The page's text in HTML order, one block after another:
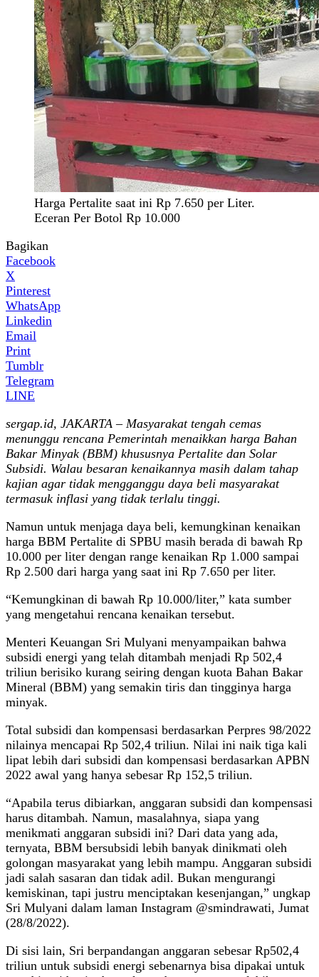
Harga Pertalite saat ini Rp 7.650 per Liter.
Eceran Per Botol Rp 10.000
Bagikan
Facebook
X
Pinterest
WhatsApp
Linkedin
Email
Print
Tumblr
Telegram
LINE
sergap.id, JAKARTA – Masyarakat tengah cemas
menunggu rencana Pemerintah menaikkan harga Bahan
Bakar Minyak (BBM) khususnya Pertalite dan Solar
Subsidi. Walau besaran kenaikannya masih dalam tahap
kajian agar tidak mengganggu daya beli masyarakat
termasuk inflasi yang tidak terlalu tinggi.
Namun untuk menjaga daya beli, kemungkinan kenaikan
harga BBM Pertalite di SPBU masih berada di bawah Rp
10.000 per liter dengan range kenaikan Rp 1.000 sampai
Rp 2.500 dari harga yang saat ini Rp 7.650 per liter.
“Kemungkinan di bawah Rp 10.000/liter,” kata sumber
yang mengetahui rencana kenaikan tersebut.
Menteri Keuangan Sri Mulyani menyampaikan bahwa
subsidi energi yang telah ditambah menjadi Rp 502,4
triliun berisiko kurang seiring dengan kuota Bahan Bakar
Mineral (BBM) yang semakin tiris dan tingginya harga
minyak.
Total subsidi dan kompensasi berdasarkan Perpres 98/2022
nilainya mencapai Rp 502,4 triliun. Nilai ini naik tiga kali
lipat lebih dari subsidi dan kompensasi berdasarkan APBN
2022 awal yang hanya sebesar Rp 152,5 triliun.
“Apabila terus dibiarkan, anggaran subsidi dan kompensasi
harus ditambah. Namun, masalahnya, siapa yang
menikmati anggaran subsidi ini? Dari data yang ada,
ternyata, BBM bersubsidi lebih banyak dinikmati oleh
golongan masyarakat yang lebih mampu. Anggaran subsidi
jadi salah sasaran dan tidak adil. Bukan mengurangi
kemiskinan, tapi justru menciptakan kesenjangan,” ungkap
Sri Mulyani dalam laman Instagram @smindrawati, Jumat
(28/8/2022).
Di sisi lain, Sri berpandangan anggaran sebesar Rp502,4
triliun untuk subsidi energi sebenarnya bisa dipakai untuk